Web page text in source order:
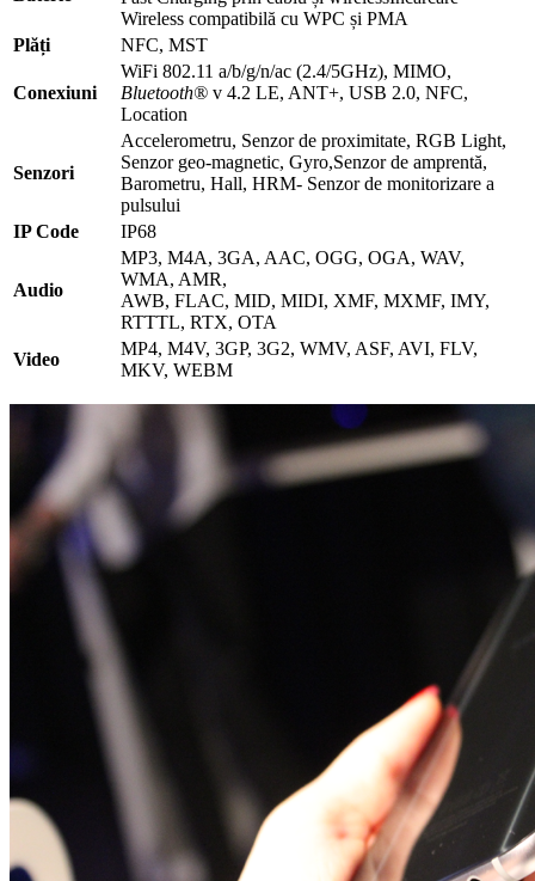
Wireless compatibilă cu WPC și PMA
Plăți
NFC, MST
Conexiuni
WiFi 802.11 a/b/g/n/ac (2.4/5GHz), MIMO,
Bluetooth® v 4.2 LE, ANT+, USB 2.0, NFC,
Location
Senzori
Accelerometru, Senzor de proximitate, RGB Light,
Senzor geo-magnetic, Gyro,Senzor de amprentă,
Barometru, Hall, HRM- Senzor de monitorizare a
pulsului
IP Code
IP68
Audio
MP3, M4A, 3GA, AAC, OGG, OGA, WAV,
WMA, AMR,
AWB, FLAC, MID, MIDI, XMF, MXMF, IMY,
RTTTL, RTX, OTA
Video
MP4, M4V, 3GP, 3G2, WMV, ASF, AVI, FLV,
MKV, WEBM